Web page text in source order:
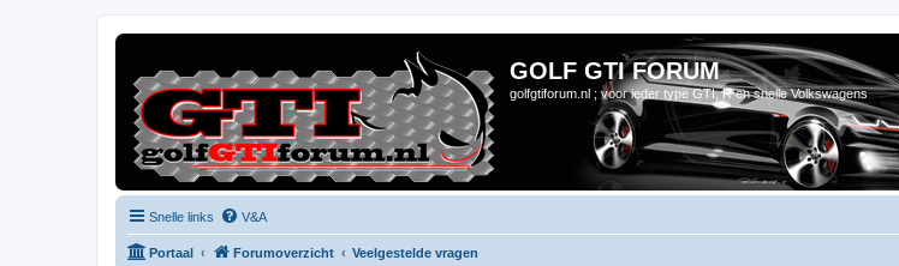
GOLF GTI FORUM
golfgtiforum.nl ; voor ieder type GTI, R en snelle Volkswagens
Snelle links V&A
Portaal Forumoverzicht Veelgestelde vragen